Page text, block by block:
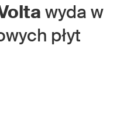
wyda w
płyt